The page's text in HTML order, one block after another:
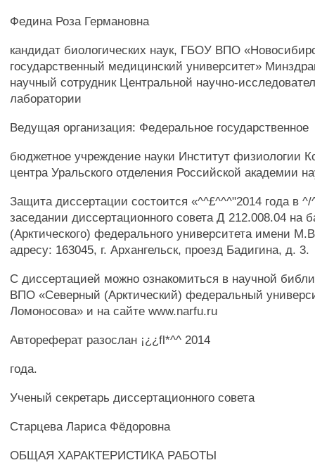
Федина Роза Германовна
кандидат биологических наук, ГБОУ ВПО
государственный медицинский университет»
научный сотрудник Центральной научно-
лаборатории
Ведущая организация: Федеральное государственное
бюджетное учреждение науки Институт физиологии
центра Уральского отделения Российской академии
Защита диссертации состоится «^^£^^^"2014 года в ^/
заседании диссертационного совета Д 212.008.04 на
(Арктического) федерального университета имени
адресу: 163045, г. Архангельск, проезд Бадигина, д. 3.
С диссертацией можно ознакомиться в научной
ВПО «Северный (Арктический) федеральный
Ломоносова» и на сайте www.narfu.ru
Автореферат разослан ¡¿¿fl*^^ 2014
года.
Ученый секретарь диссертационного совета
Старцева Лариса Фёдоровна
ОБЩАЯ ХАРАКТЕРИСТИКА РАБОТЫ